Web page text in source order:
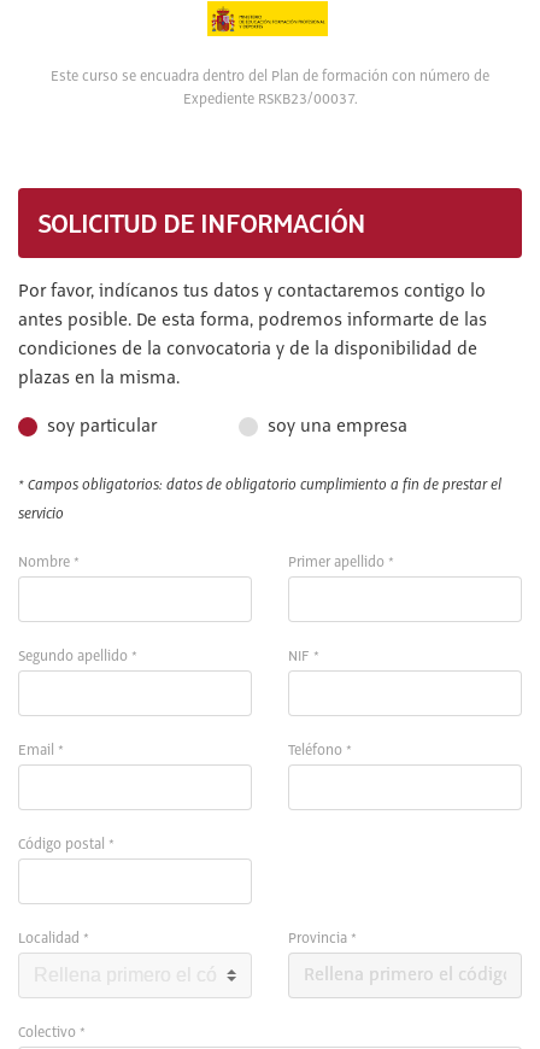
Este curso se encuadra dentro del Plan de formación con número de
Expediente RSKB23/00037.
SOLICITUD DE INFORMACIÓN
Por favor, indícanos tus datos y contactaremos contigo lo
antes posible. De esta forma, podremos informarte de las
condiciones de la convocatoria y de la disponibilidad de
plazas en la misma.
soy particular soy una empresa
* Campos obligatorios: datos de obligatorio cumplimiento a fin de prestar el
servicio
Nombre * Primer apellido *
Segundo apellido * NIF *
Email * Teléfono *
Código postal *
Localidad * Provincia *
Colectivo *